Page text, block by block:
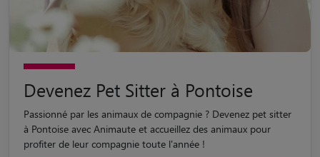
Devenez Pet Sitter à Pontoise
Passionné par les animaux de compagnie ? Devenez pet sitter
à Pontoise avec Animaute et accueillez des animaux pour
profiter de leur compagnie toute l'année !